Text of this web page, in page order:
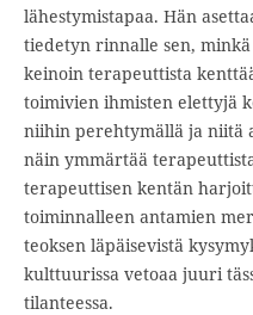
lähestymistapaa. Hän
tiedetyn rinnalle sen,
keinoin terapeuttista
toimivien ihmisten elettyjä
niihin perehtymällä ja niitä
näin ymmärtää
terapeuttisen kentän
toiminnalleen antamien
teoksen läpäisevistä
kulttuurissa vetoaa juuri
tilanteessa.